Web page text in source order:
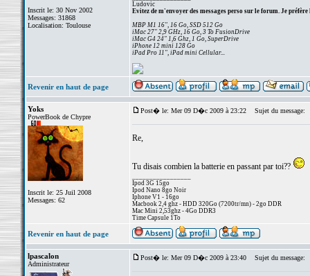
Inscrit le: 30 Nov 2002
Messages: 31868
Localisation: Toulouse
Ludovic
Evitez de m'envoyer des messages perso sur le forum. Je préfère
MBP M1 16", 16 Go, SSD 512 Go
iMac 27" 2,9 GHz, 16 Go, 3 To FusionDrive
iMac G4 24" 1,6 Ghz, 1 Go, SuperDrive
iPhone 12 mini 128 Go
iPad Pro 11", iPad mini Cellular...
Revenir en haut de page
Yoks
PowerBook de Chypre
Inscrit le: 25 Juil 2008
Messages: 62
Post� le: Mer 09 D�c 2009 à 23:22 Sujet du message:
Re,
Tu disais combien la batterie en passant par toi??
Ipod 3G 15go
Ipod Nano 8go Noir
Iphone V1 - 16go
Macbook 2,4 ghz - HDD 320Go (7200tr/mn) - 2go DDR
Mac Mini 2,53ghz - 4Go DDR3
Time Capsule 1To
Revenir en haut de page
lpascalon
Administrateur
Post� le: Mer 09 D�c 2009 à 23:40 Sujet du message: